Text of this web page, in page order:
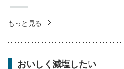
もっと見る
おいしく減塩したい